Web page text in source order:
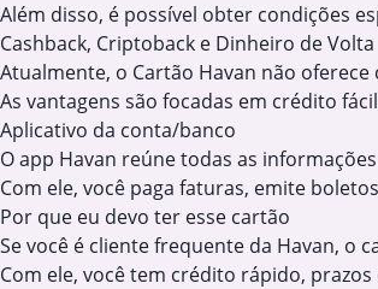
Além disso, é possível obter condições
Cashback, Criptoback e Dinheiro de Volta
Atualmente, o Cartão Havan não
As vantagens são focadas em crédito
Aplicativo da conta/banco
O app Havan reúne todas as
Com ele, você paga faturas, emite
Por que eu devo ter esse cartão
Se você é cliente frequente da Havan, o
Com ele, você tem crédito rápido,